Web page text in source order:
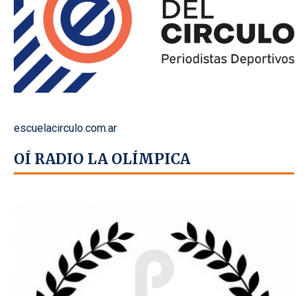
escuelacirculo.com.ar
OÍ RADIO LA OLÍMPICA